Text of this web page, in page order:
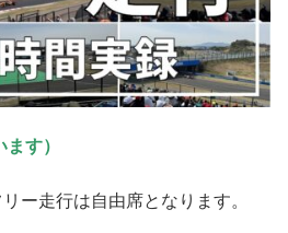
す）
ー走行は自由席となります。